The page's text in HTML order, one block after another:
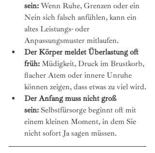
sein: Wenn Ruhe, Grenzen oder ein
Nein sich falsch anfühlen, kann ein
altes Leistungs- oder
Anpassungsmuster mitlaufen.
Der Körper meldet Überlastung oft
früh: Müdigkeit, Druck im Brustkorb,
flacher Atem oder innere Unruhe
können zeigen, dass etwas zu viel wird.
Der Anfang muss nicht groß
sein: Selbstfürsorge beginnt oft mit
einem kleinen Moment, in dem Sie
nicht sofort Ja sagen müssen.